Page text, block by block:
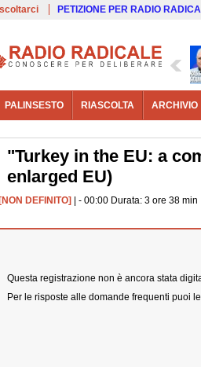
PETIZIONE PER RADIO
PALINSESTO RIASCOLTA ARCHIVIO
"Turkey in the EU: a
enlarged EU)
[NON DEFINITO] | - 00:00 Durata: 3 ore 38 min
Questa registrazione non è ancora stata
Per le risposte alle domande frequenti puoi